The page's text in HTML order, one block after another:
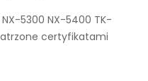
5300 NX-5400 TK-
certyfikatami